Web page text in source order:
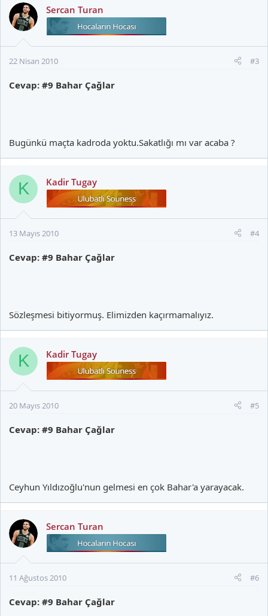
Sercan Turan
22 Nisan 2010 #3
Cevap: #9 Bahar Çağlar
Bugünkü maçta kadroda yoktu.Sakatlığı mı var acaba ?
K Kadir Tugay
13 Mayıs 2010 #4
Cevap: #9 Bahar Çağlar
Sözleşmesi bitiyormuş. Elimizden kaçırmamalıyız.
K Kadir Tugay
20 Mayıs 2010 #5
Cevap: #9 Bahar Çağlar
Ceyhun Yıldızoğlu'nun gelmesi en çok Bahar'a yarayacak.
Sercan Turan
11 Ağustos 2010 #6
Cevap: #9 Bahar Çağlar